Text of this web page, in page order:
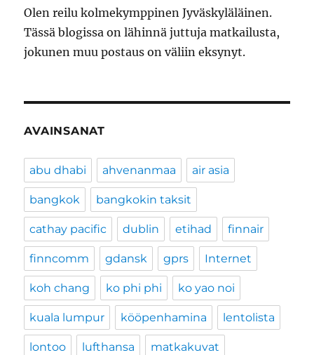
Olen reilu kolmekymppinen Jyväskyläläinen.
Tässä blogissa on lähinnä juttuja matkailusta,
jokunen muu postaus on väliin eksynyt.
AVAINSANAT
abu dhabi ahvenanmaa air asia
bangkok bangkokin taksit
cathay pacific dublin etihad finnair
finncomm gdansk gprs Internet
koh chang ko phi phi ko yao noi
kuala lumpur kööpenhamina lentolista
lontoo lufthansa matkakuvat